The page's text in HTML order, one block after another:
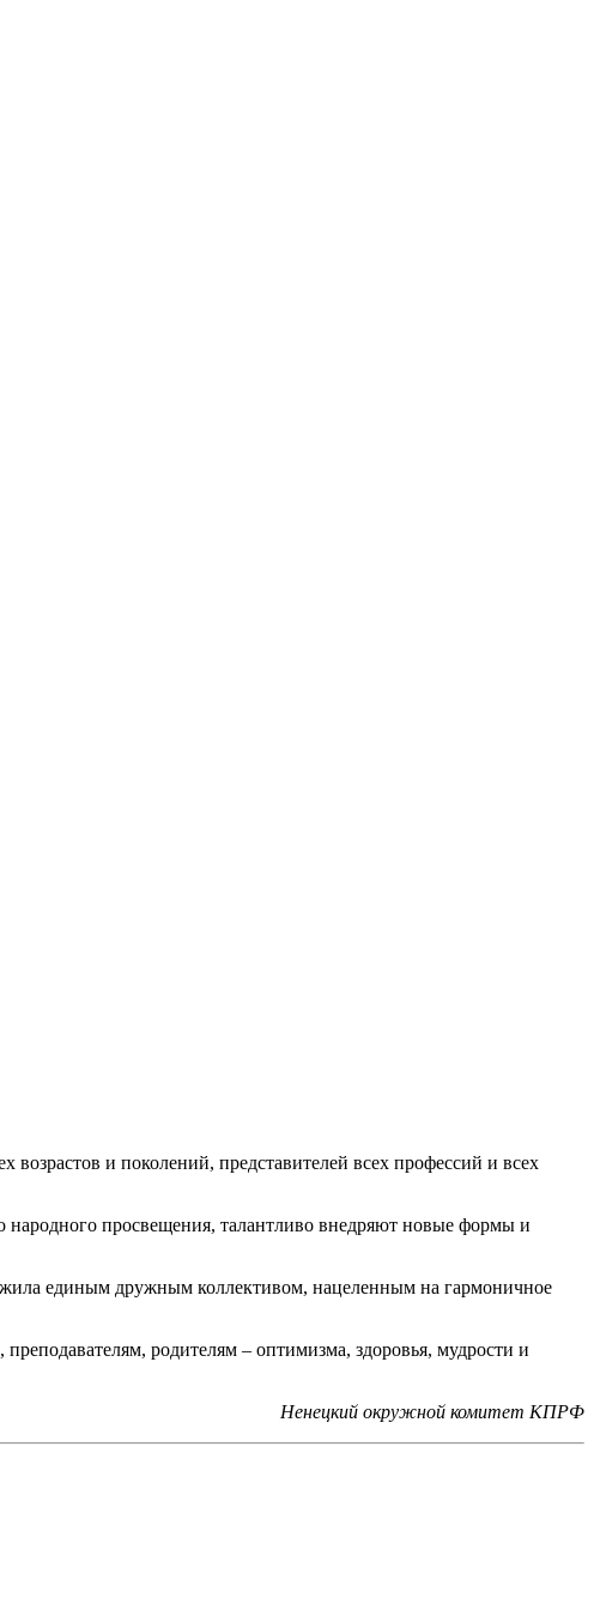
и поколений, представителей всех профессий и всех
просвещения, талантливо внедряют новые формы и
единым дружным коллективом, нацеленным на гармоничное
родителям – оптимизма, здоровья, мудрости и
Ненецкий окружной комитет КПРФ